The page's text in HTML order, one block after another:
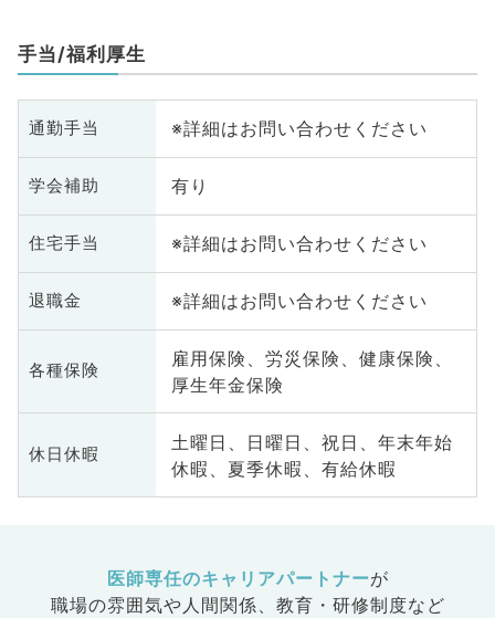
手当/福利厚生
通勤手当 ※詳細はお問い合わせください
学会補助 有り
住宅手当 ※詳細はお問い合わせください
退職金 ※詳細はお問い合わせください
各種保険
雇用保険、労災保険、健康保険、
厚生年金保険
休日休暇
土曜日、日曜日、祝日、年末年始
休暇、夏季休暇、有給休暇
医師専任のキャリアパートナーが
職場の雰囲気や人間関係、 教育・研修制度など